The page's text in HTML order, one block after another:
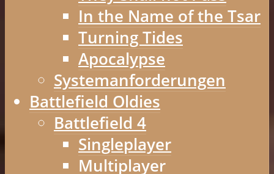
In the Name of the Tsar
Turning Tides
Apocalypse
Systemanforderungen
Battlefield Oldies
Battlefield 4
Singleplayer
Multiplayer